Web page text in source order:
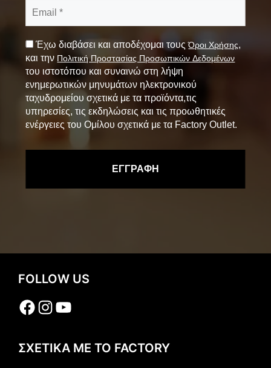
Έχω διαβάσει και αποδέχομαι τουςΌροι Χρήσης,
και την Πολιτική Προστασίας Προσωπικών Δεδομένων
του ιστοτόπου και συναινώ στη λήψη
ενημερωτικών μηνυμάτων ηλεκτρονικού
ταχυδρομείου σχετικά με τα προϊόντα,τις
υπηρεσίες, τις εκδηλώσεις και τις προωθητικές
ενέργειες του Ομίλου σχετικά με τα Factory Outlet.
FOLLOW US
Facebook
Instagram
YouTube
ΣΧΕΤΙΚΑ ΜΕ ΤΟ FACTORY